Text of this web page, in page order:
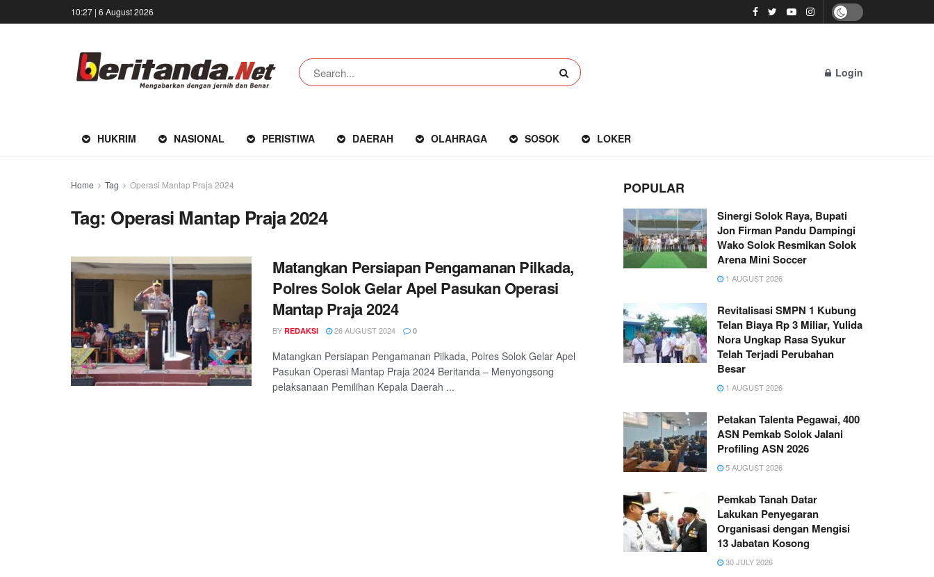
10:27 | 6 August 2026
Login
HUKRIM NASIONAL PERISTIWA DAERAH OLAHRAGA SOSOK LOKER
Home Tag Operasi Mantap Praja 2024
Tag: Operasi Mantap Praja 2024
Matangkan Persiapan Pengamanan Pilkada,
Polres Solok Gelar Apel Pasukan Operasi
Mantap Praja 2024
BY REDAKSI 26 AUGUST 2024 0
Matangkan Persiapan Pengamanan Pilkada, Polres Solok Gelar Apel
Pasukan Operasi Mantap Praja 2024 Beritanda – Menyongsong
pelaksanaan Pemilihan Kepala Daerah ...
POPULAR
Sinergi Solok Raya, Bupati
Jon Firman Pandu Dampingi
Wako Solok Resmikan Solok
Arena Mini Soccer
1 AUGUST 2026
Revitalisasi SMPN 1 Kubung
Telan Biaya Rp 3 Miliar, Yulida
Nora Ungkap Rasa Syukur
Telah Terjadi Perubahan
Besar
1 AUGUST 2026
Petakan Talenta Pegawai, 400
ASN Pemkab Solok Jalani
Profiling ASN 2026
5 AUGUST 2026
Pemkab Tanah Datar
Lakukan Penyegaran
Organisasi dengan Mengisi
13 Jabatan Kosong
30 JULY 2026